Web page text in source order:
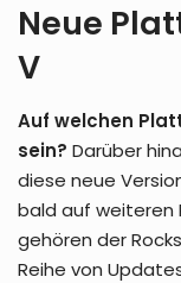
Neue
V
Auf welchen
sein? Darüber
diese neue
bald auf weiteren
gehören der
Reihe von